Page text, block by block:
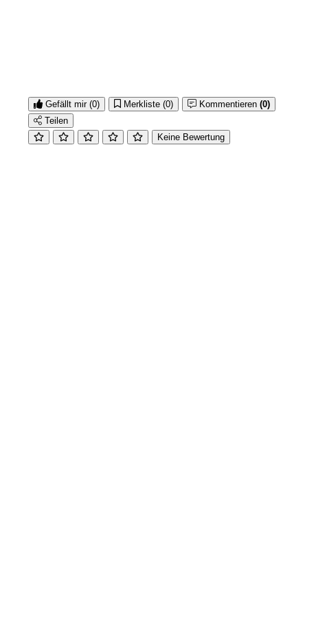
Gefällt mir (0) Merkliste (0) Kommentieren (0)
Teilen
Keine Bewertung